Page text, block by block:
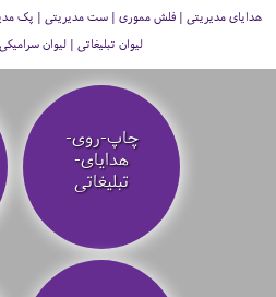
هدایای مدیریتی | فلش مموری | ست مدیریتی | پک
لیوان تبلیغاتی | لیوان
چاپ-روی-
هدایای-
تبلیغاتی